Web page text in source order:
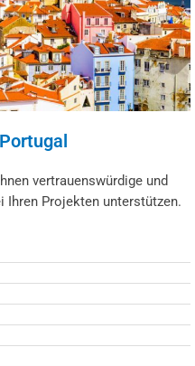
vertrauenswürdige und
Ihren Projekten unterstützen.